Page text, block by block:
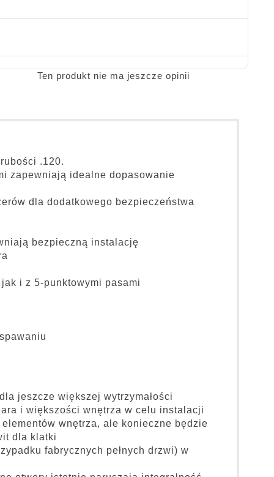
Ten produkt nie ma jeszcze opinii
.120.
zapewniają idealne dopasowanie
dla dodatkowego bezpieczeństwa
bezpieczną instalację
i z 5-punktowymi pasami
jeszcze większej wytrzymałości
i większości wnętrza w celu instalacji
wnętrza, ale konieczne będzie
dla klatki
fabrycznych pełnych drzwi) w